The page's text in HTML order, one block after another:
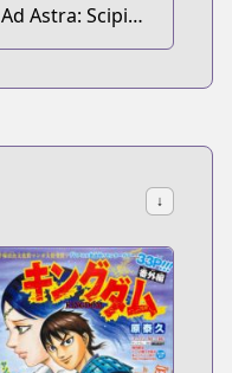
Ad Astra: Scipio
to Hannibal
↓